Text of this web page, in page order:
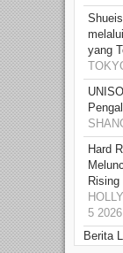
yang
Hard
5
Berita